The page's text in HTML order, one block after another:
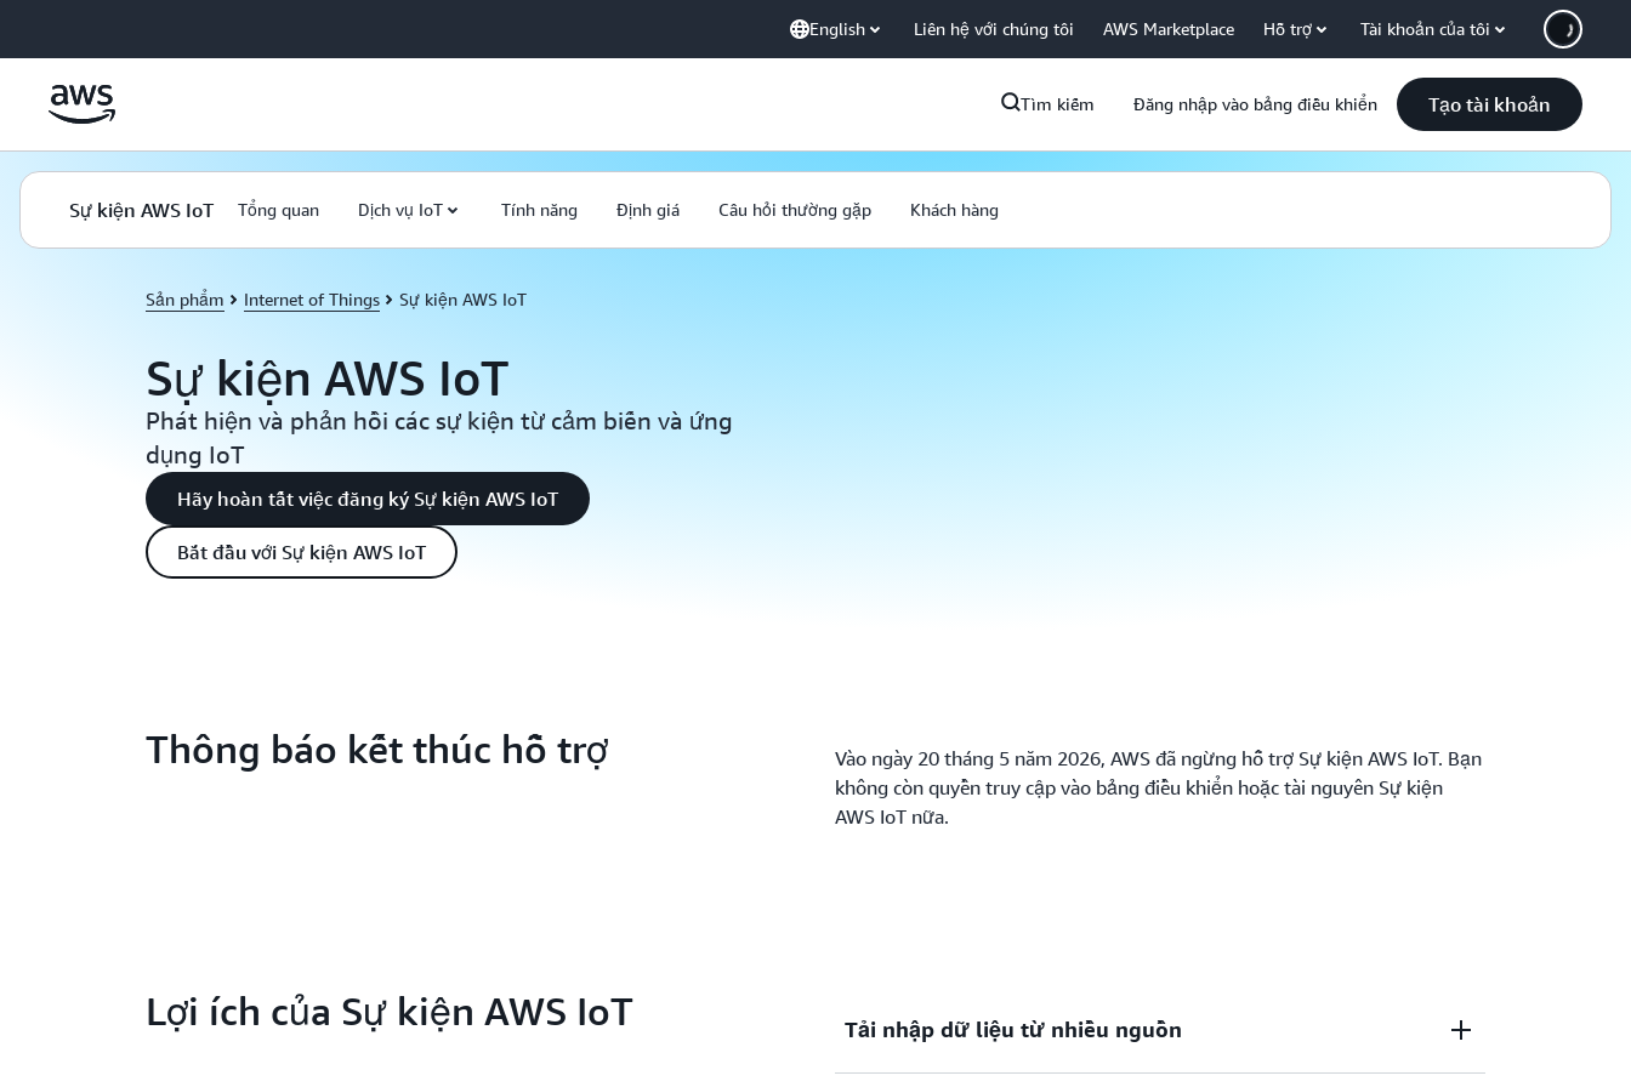
English Liên hệ với chúng tôi AWS Marketplace Hỗ trợ Tài khoản của tôi
Tìm kiếm Đăng nhập vào bảng điều khiển Tạo tài khoản
Sự kiện AWS IoT Tổng quan Dịch vụ IoT Tính năng Định giá Câu hỏi thường gặp Khách hàng
Sản phẩm Internet of Things Sự kiện AWS IoT
Sự kiện AWS IoT
Phát hiện và phản hồi các sự kiện từ cảm biến và ứng
dụng IoT
Hãy hoàn tất việc đăng ký Sự kiện AWS IoT
Bắt đầu với Sự kiện AWS IoT
Thông báo kết thúc hỗ trợ
Vào ngày 20 tháng 5 năm 2026, AWS đã ngừng hỗ trợ Sự kiện AWS IoT. Bạn
không còn quyền truy cập vào bảng điều khiển hoặc tài nguyên Sự kiện
AWS IoT nữa.
Lợi ích của Sự kiện AWS IoT Tải nhập dữ liệu từ nhiều nguồn